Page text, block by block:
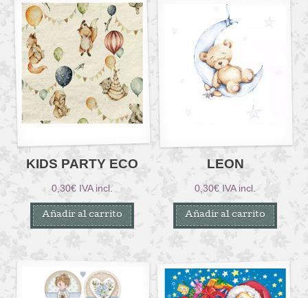
KIDS PARTY ECO
0,30€ IVA incl.
Añadir al carrito
LEON
0,30€ IVA incl.
Añadir al carrito